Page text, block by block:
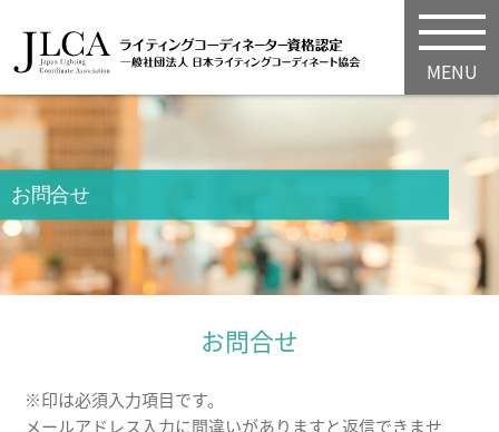
MENU
お問合せ
お問合せ
※印は必須入力項目です。
メールアドレス入力に間違いがありますと返信できませ